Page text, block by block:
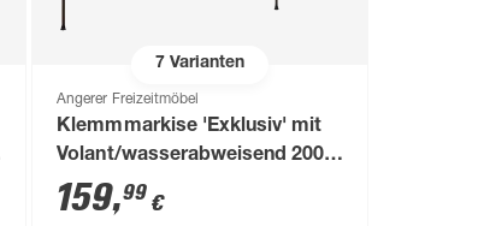
7 Varianten
Angerer Freizeitmöbel
Klemmmarkise 'Exklusiv' mit
Volant/wasserabweisend 200 x
150 cm
159,99 €